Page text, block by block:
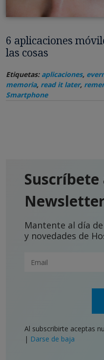
6 aplicaciones
las cosas
Etiquetas: aplicaciones,
memoria, read it later,
Smartphone
Suscríbete
Mantente al día
y novedades de
Al subscribirte aceptas
| Darse de baja